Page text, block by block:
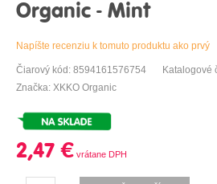
Organic - Mint
Napíšte recenziu k tomuto produktu ako prvý
Čiarový kód: 8594161576754
Katalogové
Značka: XKKO Organic
2,47 €